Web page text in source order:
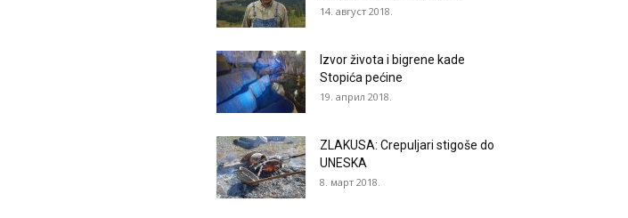
14. август 2018.
Izvor života i bigrene kade
Stopića pećine
19. април 2018.
ZLAKUSA: Crepuljari stigoše do
UNESKA
8. март 2018.